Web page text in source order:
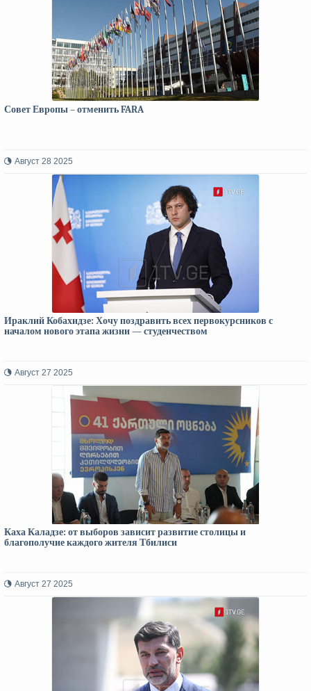
Совет Европы – отменить FARA
Август 28 2025
Ираклий Кобахидзе: Хочу поздравить всех первокурсников с
началом нового этапа жизни — студенчеством
Август 27 2025
Каха Каладзе: от выборов зависит развитие столицы и
благополучие каждого жителя Тбилиси
Август 27 2025